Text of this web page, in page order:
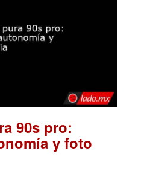
90s pro:
y foto